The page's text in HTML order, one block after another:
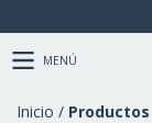
MENÚ
Inicio / Productos